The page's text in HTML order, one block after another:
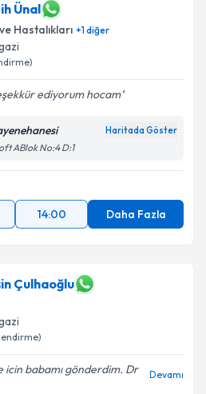
Ünal
Hastalıkları +1diğer
ediyorum hocam
Haritada Göster
ABlok No:4 D:1
14:00 Daha Fazla
Çulhaoğlu
babamı gönderdim. Dr
Devamı